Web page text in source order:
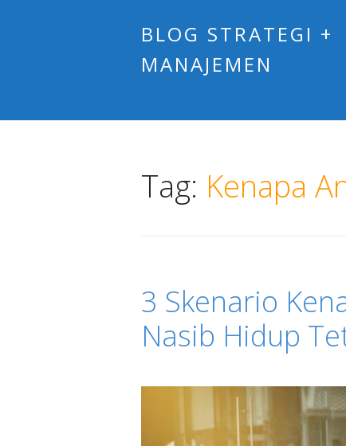
BLOG STRATEGI +
MANAJEMEN
Tag: Kenapa
3 Skenario
Nasib Hidup